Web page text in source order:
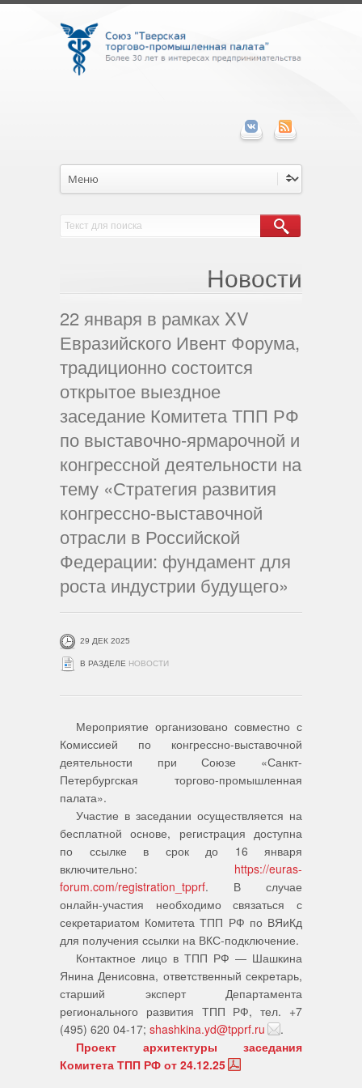
Новости
22 января в рамках XV
Евразийского Ивент Форума,
традиционно состоится
открытое выездное
заседание Комитета ТПП РФ
по выставочно-ярмарочной и
конгрессной деятельности на
тему «Стратегия развития
конгрессно-выставочной
отрасли в Российской
Федерации: фундамент для
роста индустрии будущего»
29 ДЕК 2025
В РАЗДЕЛЕ НОВОСТИ
Мероприятие организовано совместно с
Комиссией по конгрессно-выставочной
деятельности при Союзе «Санкт-
Петербургская торгово-промышленная
палата».
Участие в заседании осуществляется на
бесплатной основе, регистрация доступна
по ссылке в срок до 16 января
включительно: https://euras-
forum.com/registration_tpprf. В случае
онлайн-участия необходимо связаться с
секретариатом Комитета ТПП РФ по ВЯиКд
для получения ссылки на ВКС-подключение.
Контактное лицо в ТПП РФ — Шашкина
Янина Денисовна, ответственный секретарь,
старший эксперт Департамента
регионального развития ТПП РФ, тел. +7
(495) 620 04-17; shashkina.yd@tpprf.ru
.
Проект архитектуры заседания
Комитета ТПП РФ от 24.12.25